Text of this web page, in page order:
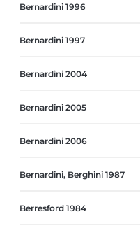
Bernardini 1996
Bernardini 1997
Bernardini 2004
Bernardini 2005
Bernardini 2006
Bernardini, Berghini 1987
Berresford 1984